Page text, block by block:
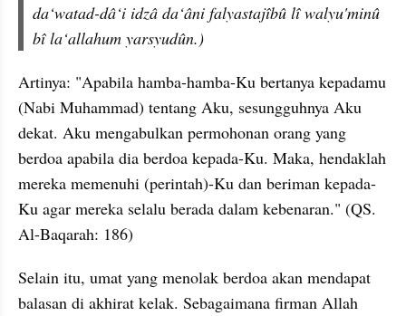
da‘watad-dâ‘i idzâ da‘âni falyastajîbû lî walyu'minû
bî la‘allahum yarsyudûn.)
Artinya: "Apabila hamba-hamba-Ku bertanya kepadamu
(Nabi Muhammad) tentang Aku, sesungguhnya Aku
dekat. Aku mengabulkan permohonan orang yang
berdoa apabila dia berdoa kepada-Ku. Maka, hendaklah
mereka memenuhi (perintah)-Ku dan beriman kepada-
Ku agar mereka selalu berada dalam kebenaran." (QS.
Al-Baqarah: 186)
Selain itu, umat yang menolak berdoa akan mendapat
balasan di akhirat kelak. Sebagaimana firman Allah